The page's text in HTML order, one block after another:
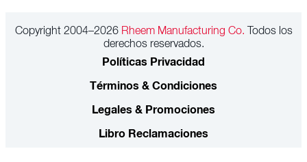
Copyright 2004–2026Rheem Manufacturing Co. Todos los
derechos reservados.
Políticas Privacidad
Términos & Condiciones
Legales & Promociones
Libro Reclamaciones